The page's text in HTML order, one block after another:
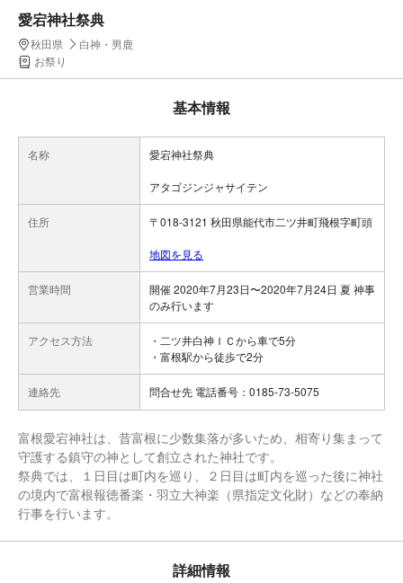
愛宕神社祭典
秋田県
白神・男鹿
お祭り
基本情報
名称 愛宕神社祭典
アタゴジンジャサイテン
住所 〒018-3121 秋田県能代市二ツ井町飛根字町頭
地図を見る
営業時間
開催 2020年7月23日〜2020年7月24日 夏 神事
のみ行います
アクセス方法
・二ツ井白神ＩＣから車で5分
・富根駅から徒歩で2分
連絡先 問合せ先 電話番号：0185-73-5075
富根愛宕神社は、昔富根に少数集落が多いため、相寄り集まって
守護する鎮守の神として創立された神社です。
祭典では、１日目は町内を巡り、２日目は町内を巡った後に神社
の境内で富根報徳番楽・羽立大神楽（県指定文化財）などの奉納
行事を行います。
詳細情報